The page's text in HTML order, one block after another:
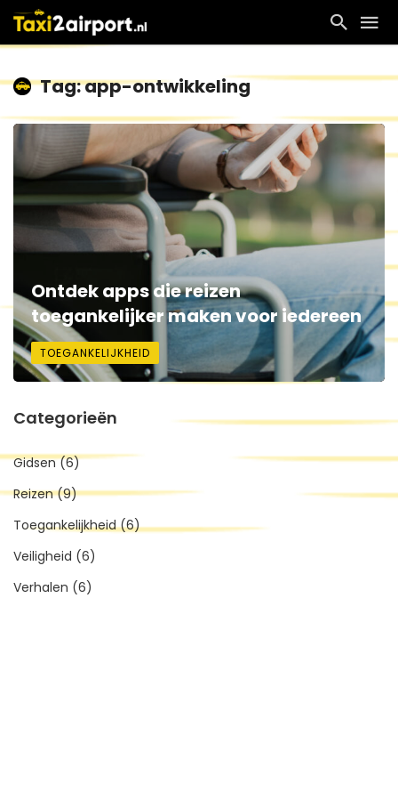
Tag: app-ontwikkeling
TOEGANKELIJKHEID
Ontdek apps die reizen
toegankelijker maken voor iedereen
Categorieën
Gidsen(6)
Reizen(9)
Toegankelijkheid(6)
Veiligheid (6)
Verhalen (6)